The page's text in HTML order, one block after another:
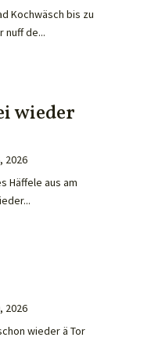
Kochwäsch bis zu
nuff de...
wieder
2026
Häffele aus am
2026
wieder ä Tor